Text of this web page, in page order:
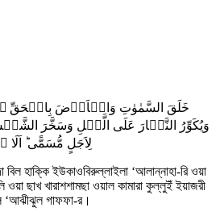
خَلَقَ السَّمٰوٰتِ وَالۡاَرۡضَ بِالۡحَقِّ
وَیُکَوِّرُ النَّہَارَ عَلَی الَّیۡلِ وَسَخَّرَ
لِاَجَلٍ مُّسَمًّی
বিল হাক্কি ইউকাওবিরুল্লাইলা ‘আলান্নাহা-রি ওয়া
ওয়া ছাখ খারাশশামছা ওয়াল কামারা কুল্লুইঁ ইয়াজরী
‘আঝীঝুল গাফফা-র।